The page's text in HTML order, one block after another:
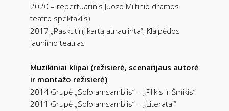
2020 – repertuarinis Juozo Miltinio dramos
teatro spektaklis)
2017 „Paskutinį kartą atnaujinta“, Klaipėdos
jaunimo teatras
Muzikiniai klipai (režisierė, scenarijaus autorė
ir montažo režisierė)
2014 Grupė „Solo amsamblis“ – „Plikis ir Šmikis“
2011 Grupė „Solo amsamblis“ – „Literatai“